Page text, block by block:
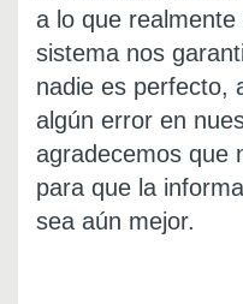
a lo que
sistema nos
nadie es perfecto,
algún error en
agradecemos que
para que la
sea aún mejor.